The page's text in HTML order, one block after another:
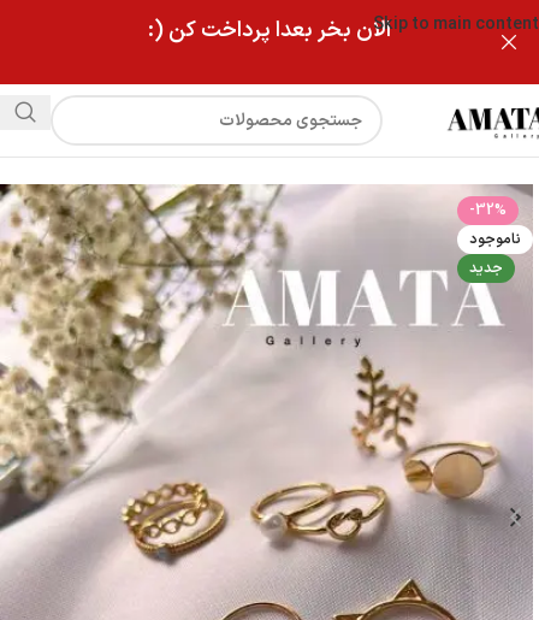
Skip to main contentالان بخر بعدا پرداخت کن (:
فروشگاه انگشتر پکی و چندتایی طرح گربه
-32%
ناموجود
جدید